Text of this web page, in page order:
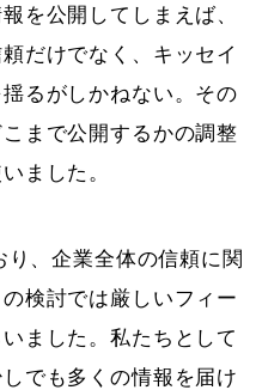
を公開してしまえば、
だけでなく、キッセイ
るがしかねない。その
まで公開するかの調整
ました。
、企業全体の信頼に関
検討では厳しいフィー
ました。私たちとして
でも多くの情報を届け